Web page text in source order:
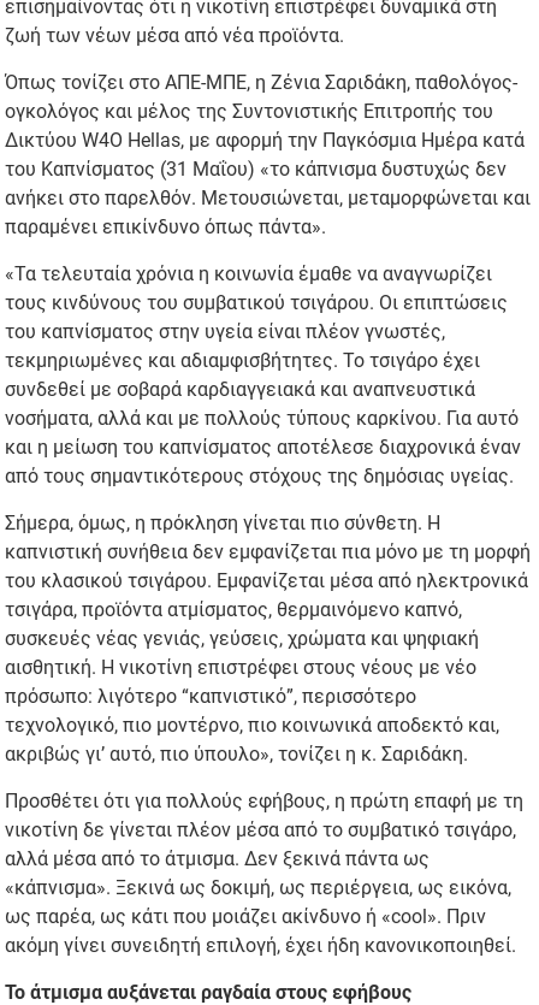
επισημαίνοντας ότι η νικοτίνη επιστρέφει δυναμικά στη
ζωή των νέων μέσα από νέα προϊόντα.
Όπως τονίζει στο ΑΠΕ-ΜΠΕ, η Ζένια Σαριδάκη, παθολόγος-
ογκολόγος και μέλος της Συντονιστικής Επιτροπής του
Δικτύου W4O Hellas, με αφορμή την Παγκόσμια Ημέρα κατά
του Καπνίσματος (31 Μαΐου) «το κάπνισμα δυστυχώς δεν
ανήκει στο παρελθόν. Μετουσιώνεται, μεταμορφώνεται και
παραμένει επικίνδυνο όπως πάντα».
«Τα τελευταία χρόνια η κοινωνία έμαθε να αναγνωρίζει
τους κινδύνους του συμβατικού τσιγάρου. Οι επιπτώσεις
του καπνίσματος στην υγεία είναι πλέον γνωστές,
τεκμηριωμένες και αδιαμφισβήτητες. Το τσιγάρο έχει
συνδεθεί με σοβαρά καρδιαγγειακά και αναπνευστικά
νοσήματα, αλλά και με πολλούς τύπους καρκίνου. Για αυτό
και η μείωση του καπνίσματος αποτέλεσε διαχρονικά έναν
από τους σημαντικότερους στόχους της δημόσιας υγείας.
Σήμερα, όμως, η πρόκληση γίνεται πιο σύνθετη. Η
καπνιστική συνήθεια δεν εμφανίζεται πια μόνο με τη μορφή
του κλασικού τσιγάρου. Εμφανίζεται μέσα από ηλεκτρονικά
τσιγάρα, προϊόντα ατμίσματος, θερμαινόμενο καπνό,
συσκευές νέας γενιάς, γεύσεις, χρώματα και ψηφιακή
αισθητική. Η νικοτίνη επιστρέφει στους νέους με νέο
πρόσωπο: λιγότερο “καπνιστικό”, περισσότερο
τεχνολογικό, πιο μοντέρνο, πιο κοινωνικά αποδεκτό και,
ακριβώς γι’ αυτό, πιο ύπουλο», τονίζει η κ. Σαριδάκη.
Προσθέτει ότι για πολλούς εφήβους, η πρώτη επαφή με τη
νικοτίνη δε γίνεται πλέον μέσα από το συμβατικό τσιγάρο,
αλλά μέσα από το άτμισμα. Δεν ξεκινά πάντα ως
«κάπνισμα». Ξεκινά ως δοκιμή, ως περιέργεια, ως εικόνα,
ως παρέα, ως κάτι που μοιάζει ακίνδυνο ή «cool». Πριν
ακόμη γίνει συνειδητή επιλογή, έχει ήδη κανονικοποιηθεί.
Το άτμισμα αυξάνεται ραγδαία στους εφήβους